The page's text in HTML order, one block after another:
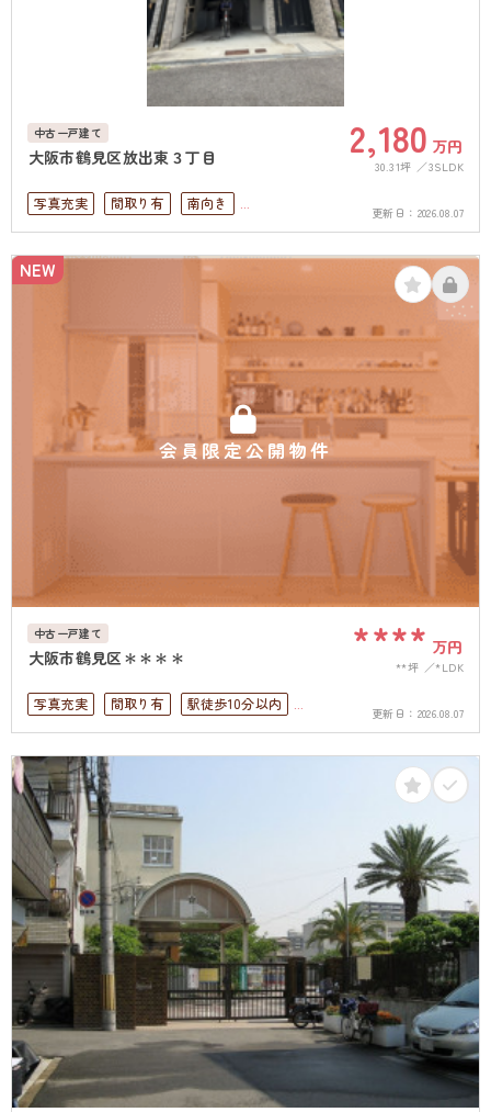
中古一戸建て
大阪市鶴見区放出東３丁目 2,180 万円
30.31坪 3SLDK
写真充実 間取り有
南向き
駅徒歩10分以内
ペット可
駐車場１台無料
南面バルコニー
更新日： 2026.08.07
会員限定公開物件
NEW
中古一戸建て
大阪市鶴見区＊＊＊＊ **** 万円
**坪 *LDK
写真充実 間取り有
駅徒歩10分以内
ペット可
駐車場１台無料 上下水道完備
更新日： 2026.08.07